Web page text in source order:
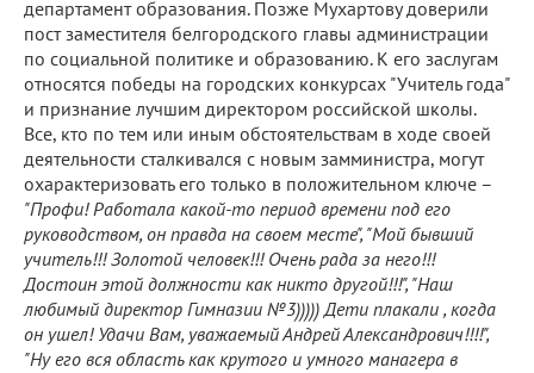
департамент образования. Позже Мухартову доверили
пост заместителя белгородского главы администрации
по социальной политике и образованию. К его заслугам
относятся победы на городских конкурсах "Учитель года"
и признание лучшим директором российской школы.
Все, кто по тем или иным обстоятельствам в ходе своей
деятельности сталкивался с новым замминистра, могут
охарактеризовать его только в положительном ключе –
"Профи! Работала какой-то период времени под его
руководством, он правда на своем месте", "Мой бывший
учитель!!! Золотой человек!!! Очень рада за него!!!
Достоин этой должности как никто другой!!!", "Наш
любимый директор Гимназии №3))))) Дети плакали , когда
он ушел! Удачи Вам, уважаемый Андрей Александрович!!!!",
"Ну его вся область как крутого и умного манагера в